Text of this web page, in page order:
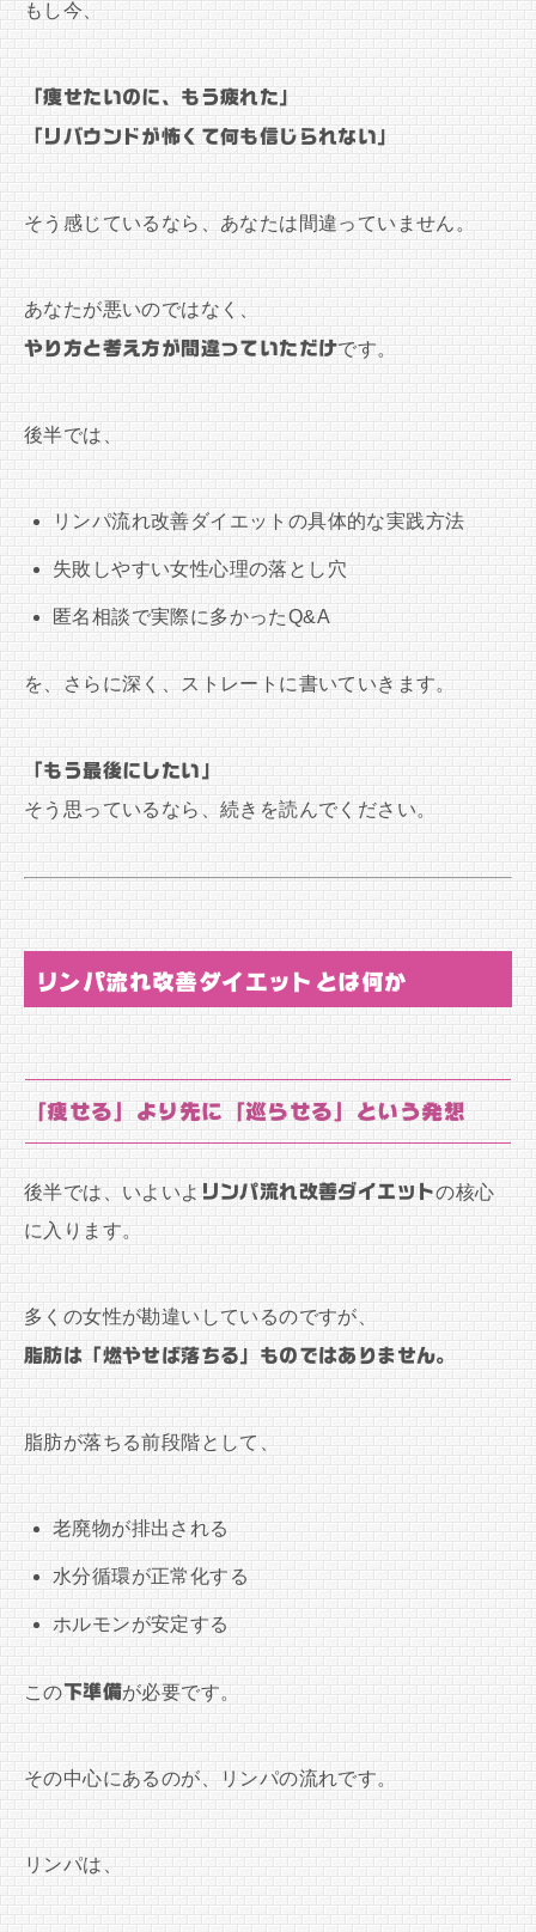
もし今、
「痩せたいのに、もう疲れた」
「リバウンドが怖くて何も信じられない」
そう感じているなら、あなたは間違っていません。
あなたが悪いのではなく、
やり方と考え方が間違っていただけです。
後半では、
リンパ流れ改善ダイエットの具体的な実践方法
失敗しやすい女性心理の落とし穴
匿名相談で実際に多かったQ&A
を、さらに深く、ストレートに書いていきます。
「もう最後にしたい」
そう思っているなら、続きを読んでください。
リンパ流れ改善ダイエットとは何か
「痩せる」より先に「巡らせる」という発想
後半では、いよいよ リンパ流れ改善ダイエットの核心
に入ります。
多くの女性が勘違いしているのですが、
脂肪は「燃やせば落ちる」ものではありません。
脂肪が落ちる前段階として、
老廃物が排出される
水分循環が正常化する
ホルモンが安定する
この下準備が必要です。
その中心にあるのが、リンパの流れです。
リンパは、